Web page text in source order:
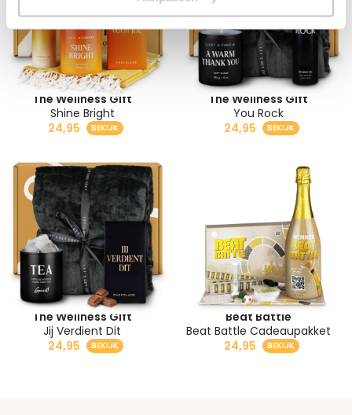
The Wellness Gift
Shine Bright
24,95
The Wellness Gift
You Rock
24,95
The Wellness Gift
Jij Verdient Dit
24,95
Beat Battle
Beat Battle Cadeaupakket
24,95